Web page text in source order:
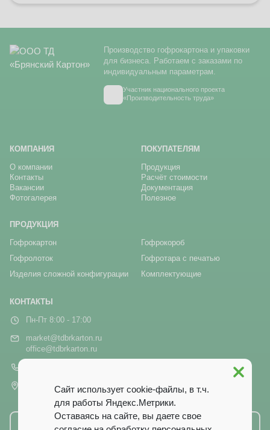
Производство гофрокартона и упаковки
для бизнеса. Работаем с заказами по
индивидуальным параметрам.
Участник национального проекта
«Производительность труда»
КОМПАНИЯ
О компании
Контакты
Вакансии
Фотогалерея
ПОКУПАТЕЛЯМ
Продукция
Расчёт стоимости
Документация
Полезное
ПРОДУКЦИЯ
Гофрокартон
Гофрокороб
Гофролоток
Гофротара с печатью
Изделия сложной конфигурации
Комплектующие
КОНТАКТЫ
Пн-Пт 8:00 - 17:00
market@tdbrkarton.ru
office@tdbrkarton.ru
г. Брянск, рп Белые Берега,
ул. Белобережская, 1А
Написать нам
Сайт использует cookie-файлы, в т.ч.
для работы Яндекс.Метрики.
Оставаясь на сайте, вы даете свое